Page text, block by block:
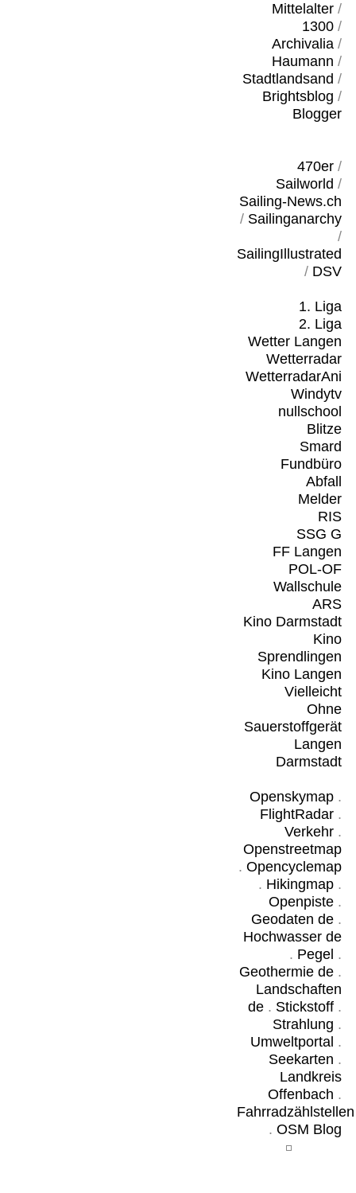
Mittelalter/
1300/
Archivalia/
Haumann /
Stadtlandsand /
Brightsblog /
Blogger
470er/
Sailworld /
Sailing-News.ch
/ Sailinganarchy
/
SailingIllustrated
/ DSV
1. Liga
2. Liga
Wetter Langen
Wetterradar
WetterradarAni
Windytv
nullschool
Blitze
Smard
Fundbüro
Abfall
Melder
RIS
SSG G
FF Langen
POL-OF
Wallschule
ARS
Kino Darmstadt
Kino
Sprendlingen
Kino Langen
Vielleicht
Ohne
Sauerstoffgerät
Langen
Darmstadt
Openskymap.
FlightRadar.
Verkehr.
Openstreetmap
. Opencyclemap
. Hikingmap.
Openpiste.
Geodaten de.
Hochwasser de
. Pegel .
Geothermie de.
Landschaften
de. Stickstoff.
Strahlung .
Umweltportal .
Seekarten .
Landkreis
Offenbach .
Fahrradzählstellen
. OSM Blog